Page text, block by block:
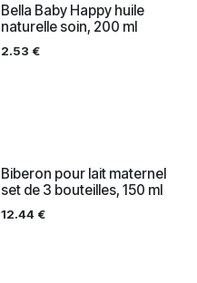
Bella Baby Happy huile
naturelle soin, 200 ml
2.53 €
Biberon pour lait maternel
set de 3 bouteilles, 150 ml
12.44€